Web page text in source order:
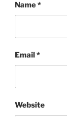
Name*
Email *
Website